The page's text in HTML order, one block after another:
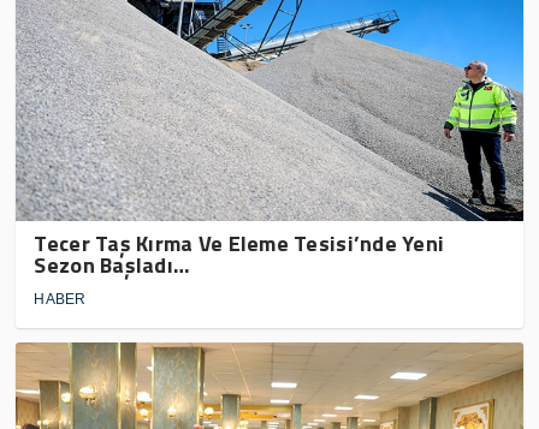
Tecer Taş Kırma Ve Eleme Tesisi’nde Yeni
Sezon Başladı…
HABER